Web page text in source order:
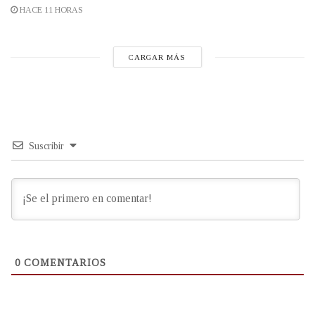
HACE 11 HORAS
CARGAR MÁS
Suscribir
0 COMENTARIOS